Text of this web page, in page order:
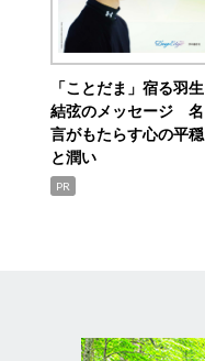
「ことだま」宿る羽生
結弦のメッセージ 名
言がもたらす心の平穏
と潤い
PR